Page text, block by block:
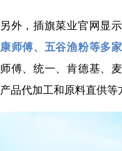
另外，插旗菜业官网显
康师傅、五谷渔粉等多家
师傅、统一、肯德基、
产品代加工和原料直供等